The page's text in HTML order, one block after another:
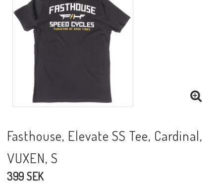
Fasthouse, Elevate SS Tee, Cardinal,
VUXEN, S
399 SEK